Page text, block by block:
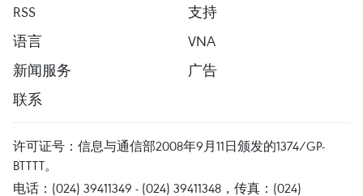
RSS
支持
语言
VNA
新闻服务
广告
联系
许可证号：信息与通信部2008年9月11日颁发的1374/GP-
BTTTT。
电话：(024) 39411349 - (024) 39411348，传真：(024)